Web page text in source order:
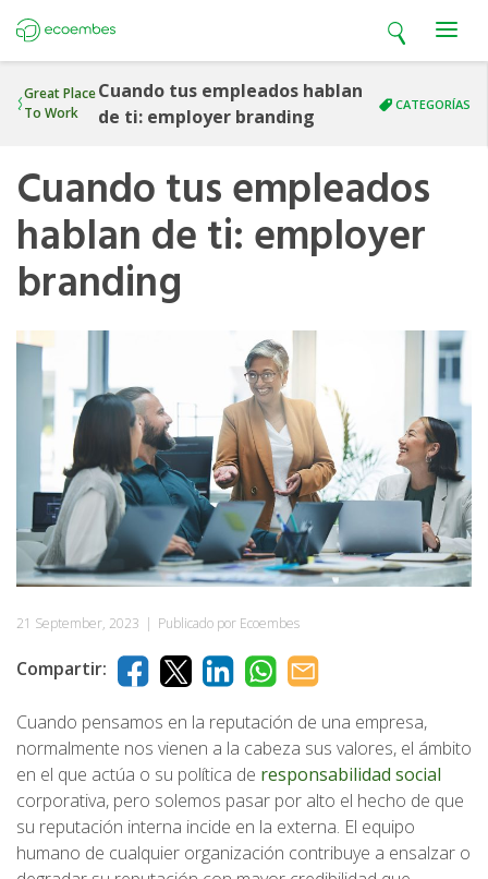
Open search
Open
Great Place
To Work
Cuando tus empleados hablan
de ti: employer branding
CATEGORÍAS
Cuando tus empleados
hablan de ti: employer
branding
21 September, 2023 | Publicado por Ecoembes
Compartir:
Cuando pensamos en la reputación de una empresa,
normalmente nos vienen a la cabeza sus valores, el ámbito
en el que actúa o su política de responsabilidad social
corporativa, pero solemos pasar por alto el hecho de que
su reputación interna incide en la externa. El equipo
humano de cualquier organización contribuye a ensalzar o